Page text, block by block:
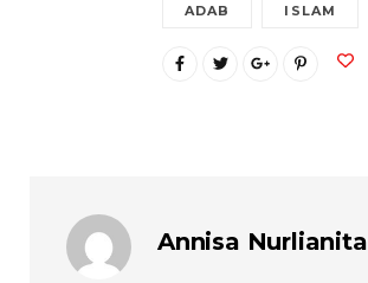
ADAB ISLAM
Annisa Nurlianita